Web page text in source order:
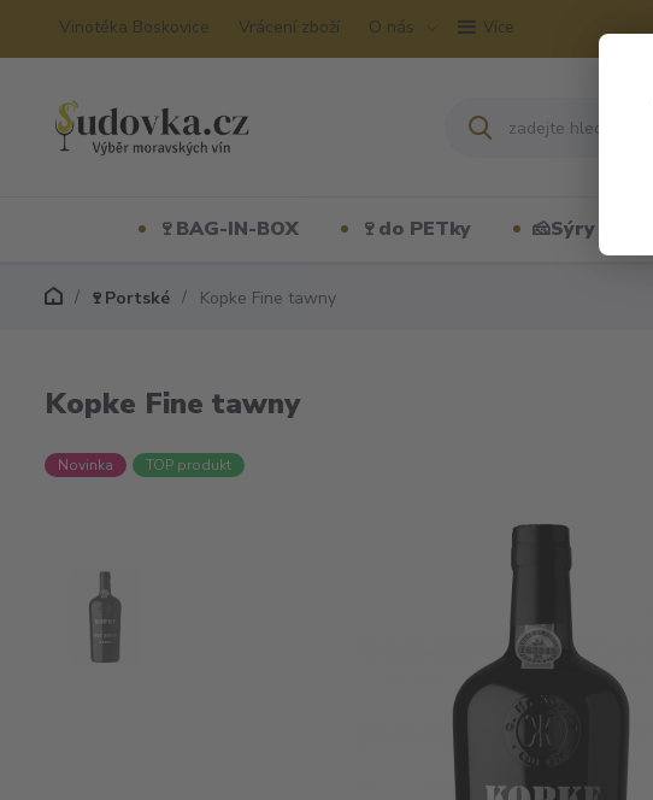
Vinotéka Boskovice Vrácení zboží O nás Více
🍷BAG-IN-BOX 🍷do PETky 🧀Sýry
🍷Portské Kopke Fine tawny
Kopke Fine tawny
Novinka TOP produkt